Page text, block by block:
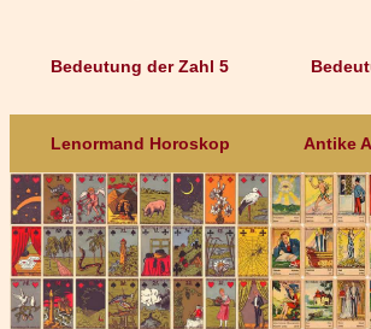
Bedeutung der Zahl 5
Lenormand Horoskop Antike